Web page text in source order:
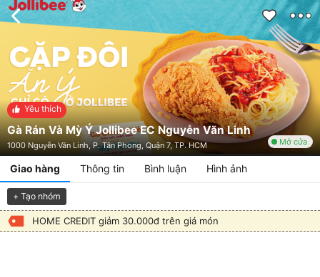
Yêu thích
Gà Rán Và Mỳ Ý Jollibee EC Nguyễn Văn Linh
1000 Nguyễn Văn Linh, P. Tân Phong, Quận 7, TP. HCM Mở cửa
Giao hàng Thông tin Bình luận Hình ảnh
+ Tạo nhóm
HOME CREDIT giảm 30.000đ trên giá món